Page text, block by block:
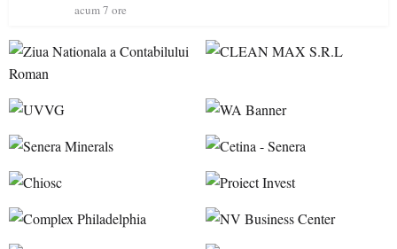
acum 7 ore